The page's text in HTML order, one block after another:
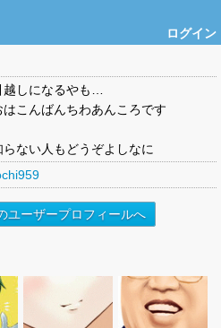
ログイン
しになるやも…
はこんばんちわあんころです
ない人もどうぞよしなに
ユーザープロフィールへ